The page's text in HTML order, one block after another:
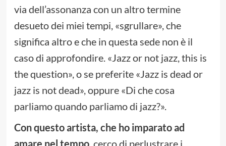
via dell’assonanza con un altro termine
desueto dei miei tempi, «sgrullare», che
significa altro e che in questa sede non è il
caso di approfondire. «Jazz or not jazz, this is
the question», o se preferite «Jazz is dead or
jazz is not dead», oppure «Di che cosa
parliamo quando parliamo di jazz?».
Con questo artista, che ho imparato ad